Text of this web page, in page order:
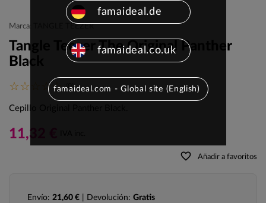
Marca: TANGLE TEEZER
Tangle Teezer The Original Panther
Black
(0)
Cepillo Original Panther Black.
11,32 €
favorite_border Añadir a favoritos
Envío: 21,60 € | Devolución: Gratis
famaideal.de
famaideal.co.uk
famaideal.com - Global site (English)